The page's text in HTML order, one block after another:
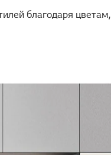
благодаря цветам,